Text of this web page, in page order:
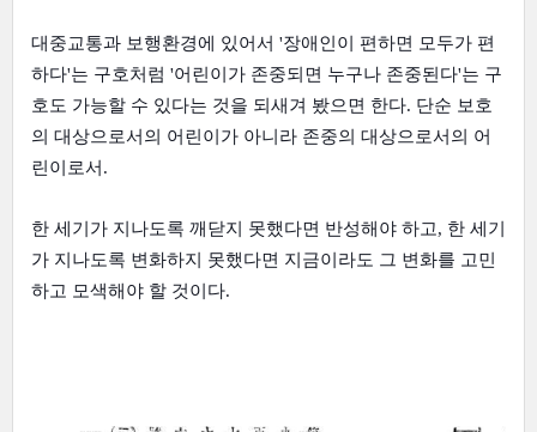
대중교통과 보행환경에 있어서 '장애인이 편하면 모두가 편
하다'는 구호처럼 '어린이가 존중되면 누구나 존중된다'는 구
호도 가능할 수 있다는 것을 되새겨 봤으면 한다. 단순 보호
의 대상으로서의 어린이가 아니라 존중의 대상으로서의 어
린이로서.
한 세기가 지나도록 깨닫지 못했다면 반성해야 하고, 한 세기
가 지나도록 변화하지 못했다면 지금이라도 그 변화를 고민
하고 모색해야 할 것이다.